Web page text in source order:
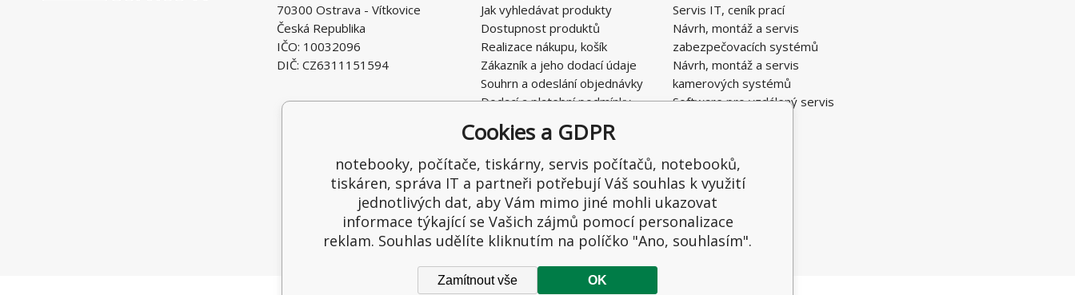
70300 Ostrava - Vítkovice
Česká Republika
IČO: 10032096
DIČ: CZ6311151594
Jak vyhledávat produkty
Dostupnost produktů
Realizace nákupu, košík
Zákazník a jeho dodací údaje
Souhrn a odeslání objednávky
Dodací a platební podmínky
Obchodní podmínky E-SHOPU
Ochrana osobních údajů
Řešení nedostatků, reklamace
Kontaktní formulář
Servis IT, ceník prací
Návrh, montáž a servis
zabezpečovacích systémů
Návrh, montáž a servis
kamerových systémů
Software pro vzdálený servis
Cookies a GDPR
notebooky, počítače, tiskárny, servis počítačů, notebooků,
tiskáren, správa IT a partneři potřebují Váš souhlas k využití
jednotlivých dat, aby Vám mimo jiné mohli ukazovat
informace týkající se Vašich zájmů pomocí personalizace
reklam. Souhlas udělíte kliknutím na políčko "Ano, souhlasím".
Zamítnout vše OK